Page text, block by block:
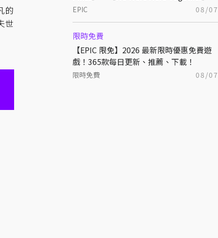
取後永久保存
EPIC 08/07
限時免費
【EPIC 限免】2026 最新限時優惠免費遊
戲！365款每日更新、推薦、下載！
限時免費 08/07
的
世